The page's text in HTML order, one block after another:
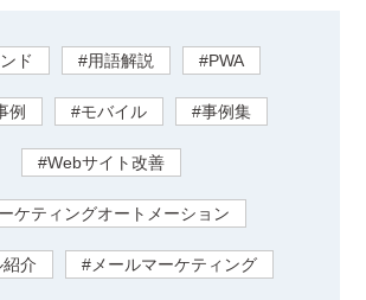
ド #用語解説 #PWA
例 #モバイル #事例集
#Webサイト改善
ケティングオートメーション
介 #メールマーケティング